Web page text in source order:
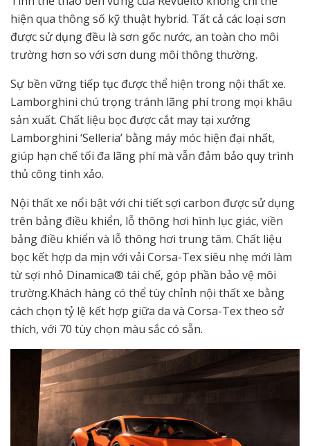
hiện qua thông số kỹ thuật hybrid. Tất cả các loại sơn
được sử dụng đều là sơn gốc nước, an toàn cho môi
trường hơn so với sơn dung môi thông thường.
Sự bền vững tiếp tục được thể hiện trong nội thất xe.
Lamborghini chú trọng tránh lãng phí trong mọi khâu
sản xuất. Chất liệu bọc được cắt may tại xưởng
Lamborghini ‘Selleria’ bằng máy móc hiện đại nhất,
giúp hạn chế tối đa lãng phí mà vẫn đảm bảo quy trình
thủ công tinh xảo.
Nội thất xe nổi bật với chi tiết sợi carbon được sử dụng
trên bảng điều khiển, lỗ thông hơi hình lục giác, viền
bảng điều khiển và lỗ thông hơi trung tâm. Chất liệu
bọc kết hợp da mịn với vải Corsa-Tex siêu nhẹ mới làm
từ sợi nhỏ Dinamica® tái chế, góp phần bảo vệ môi
trường.Khách hàng có thể tùy chỉnh nội thất xe bằng
cách chọn tỷ lệ kết hợp giữa da và Corsa-Tex theo sở
thích, với 70 tùy chọn màu sắc có sẵn.